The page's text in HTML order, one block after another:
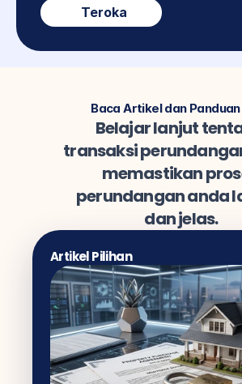
Teroka
Baca Artikel dan
Belajar lanjut
transaksi
memastikan
perundangan anda
dan jelas.
Artikel Pilihan